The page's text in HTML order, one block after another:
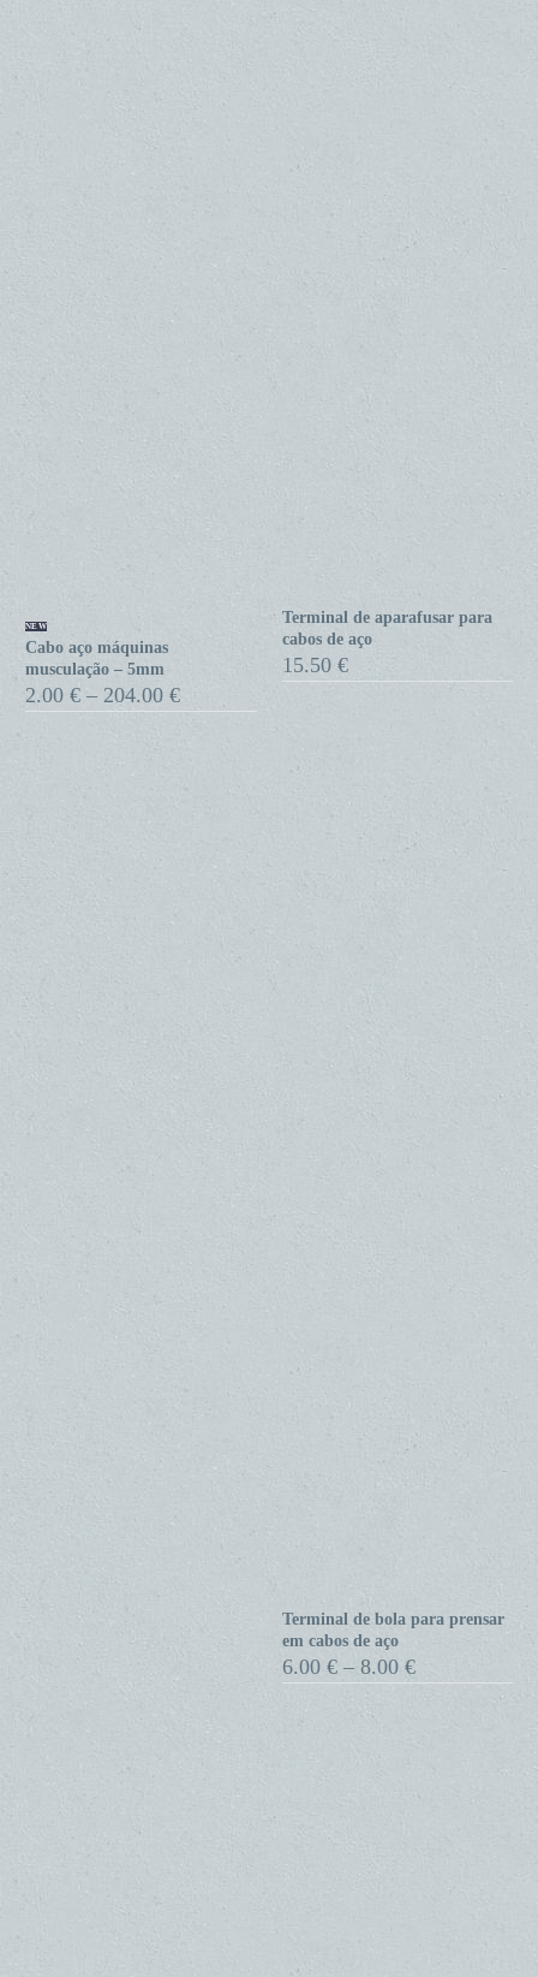
Cabo
aço
máquinas
musculação
NEW
Cabo aço máquinas
musculação – 5mm
2.00 € – 204.00 €Price
range:
Terminal
de
aparafusar
de
Terminal de aparafusar para
cabos de aço
15.50 €
Terminal
de
bola
Terminal de bola para prensar
em cabos de aço
6.00 € – 8.00 €Price
range: